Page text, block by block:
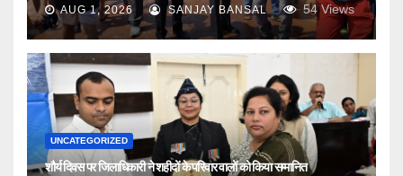
AUG 1, 2026 SANJAY BANSAL 54Views
UNCATEGORIZED
शौर्य दिवस पर जिलाधिकारी ने शहीदों के परिवार वालों को किया सम्मानित